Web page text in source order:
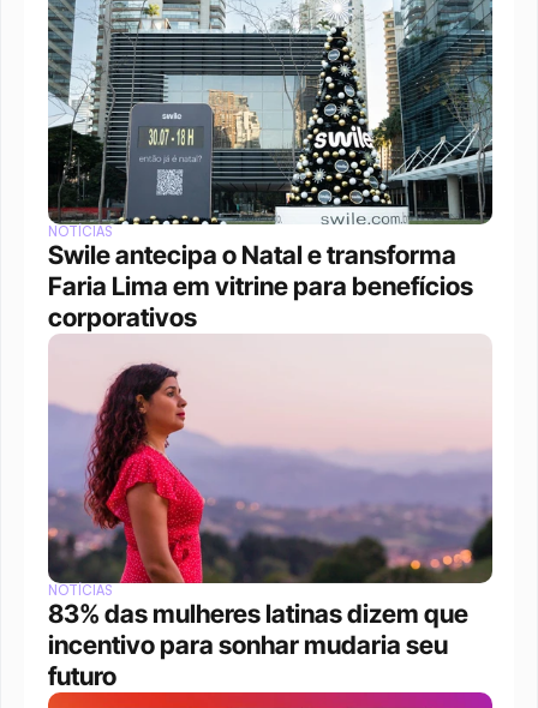
NOTÍCIAS
Swile antecipa o Natal e transforma
Faria Lima em vitrine para benefícios
corporativos
NOTÍCIAS
83% das mulheres latinas dizem que
incentivo para sonhar mudaria seu
futuro